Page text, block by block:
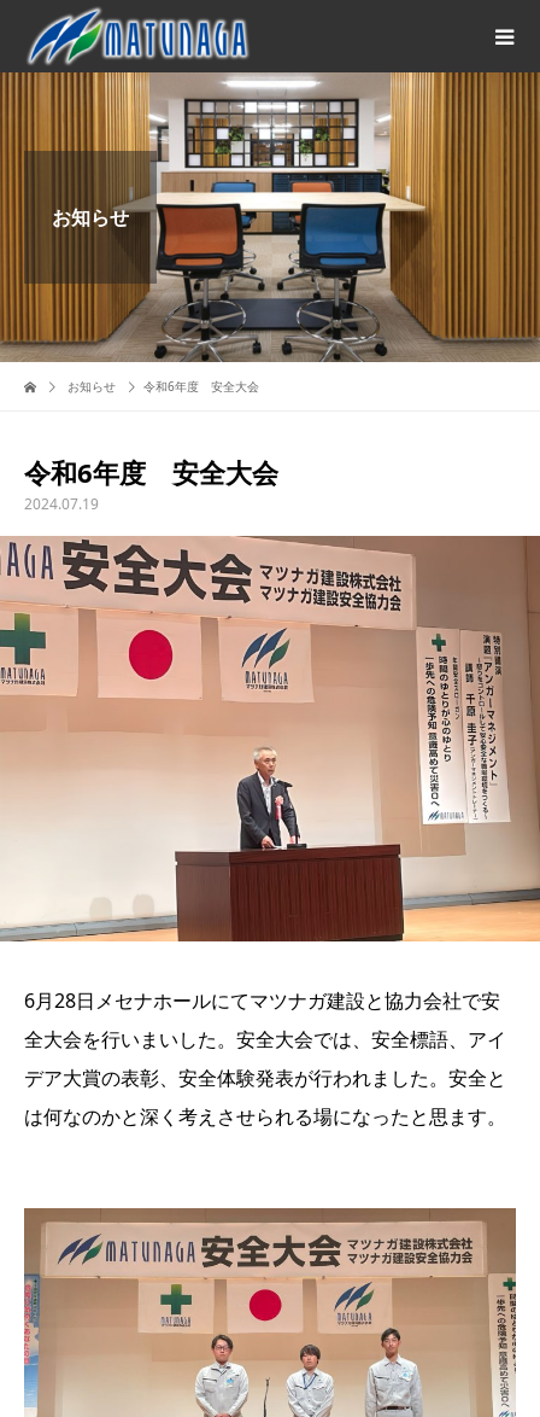
お知らせ
お知らせ 令和6年度 安全大会
令和6年度 安全大会
2024.07.19
6月28日メセナホールにてマツナガ建設と協力会社で安
全大会を行いまいした。安全大会では、安全標語、アイ
デア大賞の表彰、安全体験発表が行われました。安全と
は何なのかと深く考えさせられる場になったと思ます。